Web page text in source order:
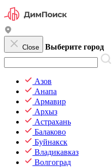
Close Выберите город
Азов
Анапа
Армавир
Архыз
Астрахань
Балаково
Буйнакск
Владикавказ
Волгоград